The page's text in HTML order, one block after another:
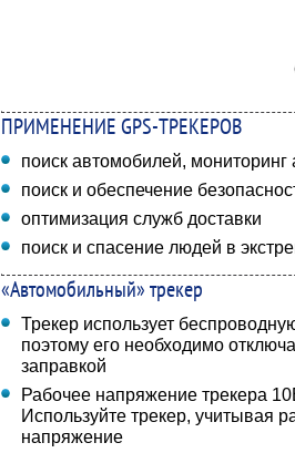
ПРИМЕНЕНИЕ GPS-ТРЕКЕРОВ
поиск автомобилей, мониторинг
поиск и обеспечение
оптимизация служб доставки
поиск и спасение людей в
«Автомобильный» трекер
Трекер использует
поэтому его необходимо
заправкой
Рабочее напряжение трекера
Используйте трекер, учитывая
напряжение